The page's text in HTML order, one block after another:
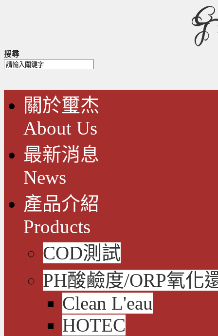
搜尋
關於璽杰
About Us
最新消息
News
產品介紹
Products
COD測試
PH酸鹼度/ORP氧化
Clean L'eau
HOTEC